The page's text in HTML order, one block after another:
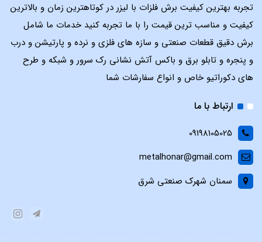
تجربه بهترین کیفیت برش فلزات با لیزر در کوتاهترین زمان و بالاترین
کیفیت و مناسب ترین قیمت را با ما تجربه کنید خدمات ما شامل
برش دقیق قطعات صنعتی و سازه های فلزی و نرده و پارتیشن و درب
و پنجره و تابلو برق و باکس آتش نشانی رک سرور و شبکه و طرح
های دکوراتیو خاص و انواع سفارشات شما
ارتباط با ما
09198105025
metalhonar@gmail.com
سمنان شهرک صنعتی شرق